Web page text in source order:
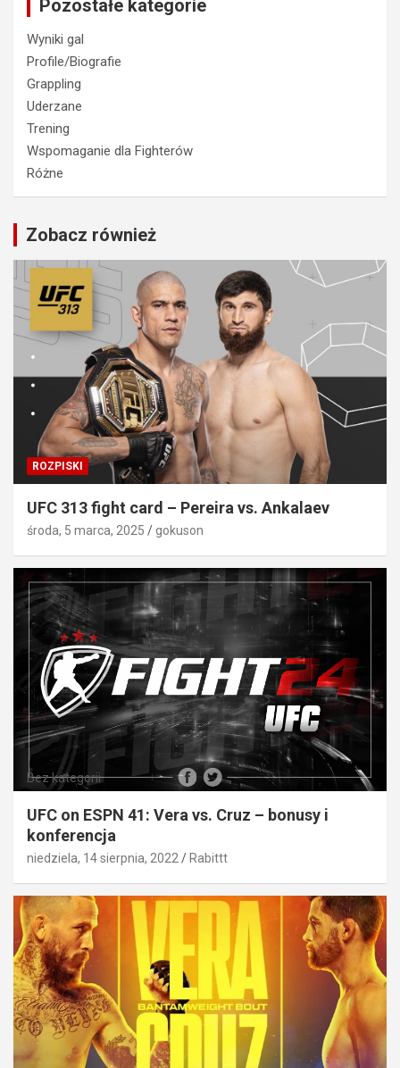
Pozostałe kategorie
Wyniki gal
Profile/Biografie
Grappling
Uderzane
Trening
Wspomaganie dla Fighterów
Różne
Zobacz również
ROZPISKI
UFC 313 fight card – Pereira vs. Ankalaev
środa, 5 marca, 2025 gokuson
Bez kategorii
UFC on ESPN 41: Vera vs. Cruz – bonusy i
konferencja
niedziela, 14 sierpnia, 2022 Rabittt